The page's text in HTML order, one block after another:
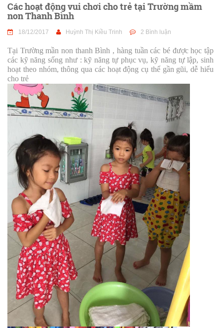
Các hoạt động vui chơi cho trẻ tại Trường mầm
non Thanh Bình
18/12/2017 Huỳnh Thị Kiều Trinh 2 Bình luận
Tại Trường mần non thanh Bình , hàng tuần các bé được học tập
các kỹ năng sống như : kỹ năng tự phục vụ, kỹ năng tự lập, sinh
hoạt theo nhóm, thông qua các hoạt động cụ thể gần gũi, dễ hiểu
cho trẻ